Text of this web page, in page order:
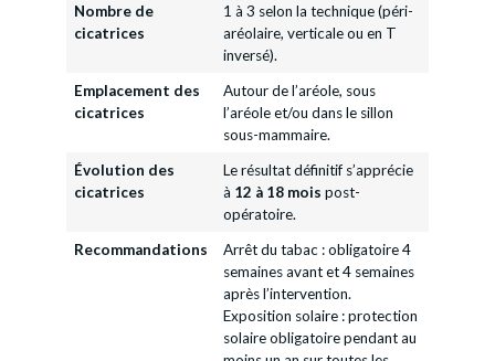
Nombre de
cicatrices
1 à 3 selon la technique (péri-
aréolaire, verticale ou en T
inversé).
Emplacement des
cicatrices
Autour de l’aréole, sous
l’aréole et/ou dans le sillon
sous-mammaire.
Évolution des
cicatrices
Le résultat définitif s’apprécie
à 12 à 18 mois post-
opératoire.
Recommandations
Arrêt du tabac : obligatoire 4
semaines avant et 4 semaines
après l’intervention.
Exposition solaire : protection
solaire obligatoire pendant au